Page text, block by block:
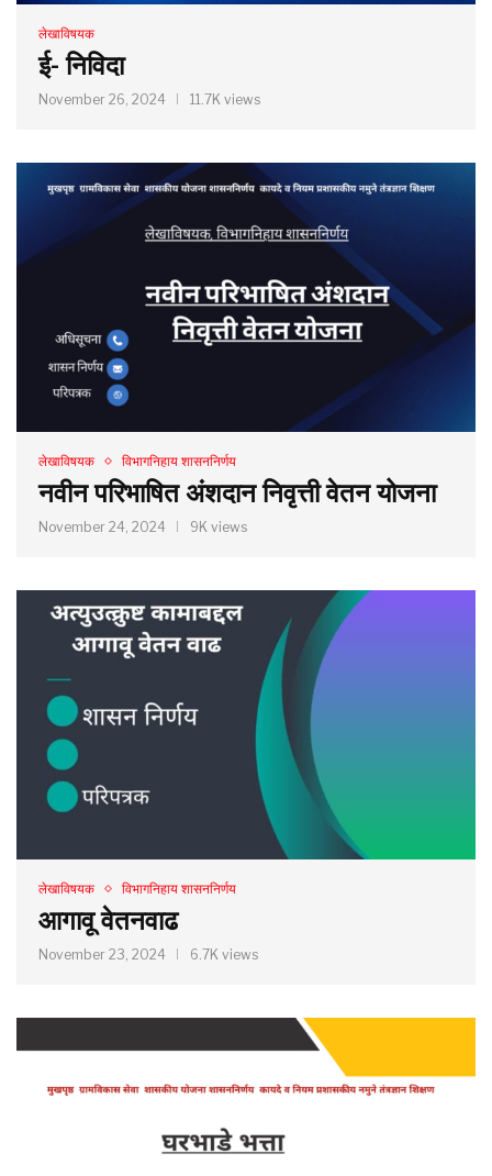
लेखाविषयक
ई- निविदा
November 26, 2024 11.7K views
लेखाविषयक विभागनिहाय शासननिर्णय
नवीन परिभाषित अंशदान निवृत्ती वेतन योजना
November 24, 2024 9K views
लेखाविषयक विभागनिहाय शासननिर्णय
आगावू वेतनवाढ
November 23, 2024 6.7K views